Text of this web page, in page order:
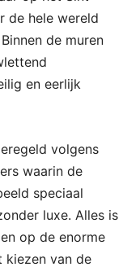
de hele wereld
de muren
en eerlijk
volgens
waarin de
speciaal
luxe. Alles is
op de enorme
kiezen van de